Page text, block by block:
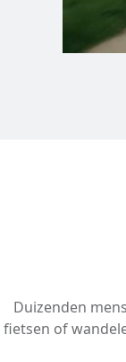
Duizenden
fietsen of